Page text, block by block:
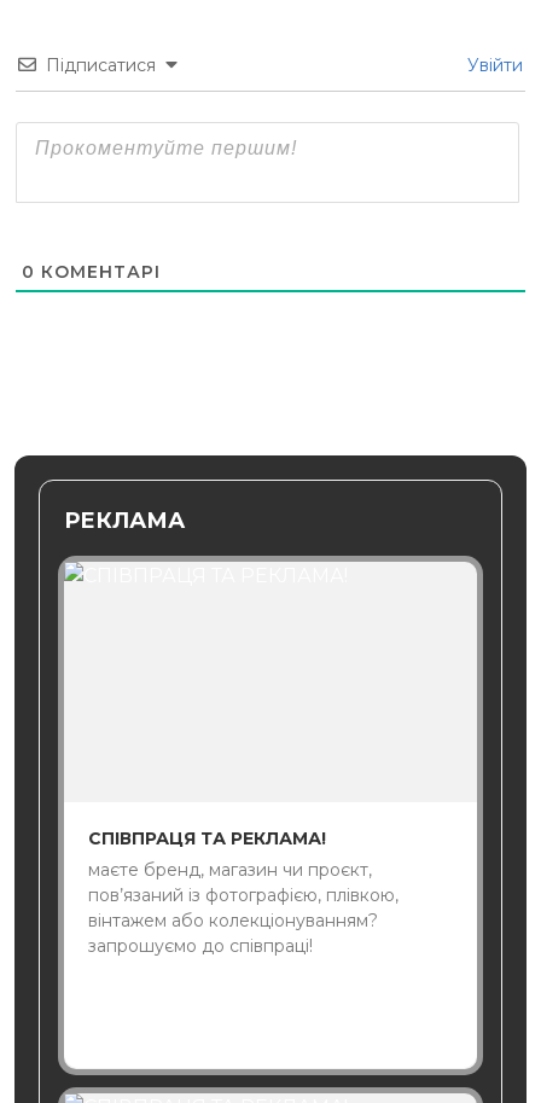
Підписатися Увійти
0 КОМЕНТАРІ
РЕКЛАМА
СПІВПРАЦЯ ТА РЕКЛАМА!
маєте бренд, магазин чи проєкт,
пов’язаний із фотографією, плівкою,
вінтажем або колекціонуванням?
запрошуємо до співпраці!